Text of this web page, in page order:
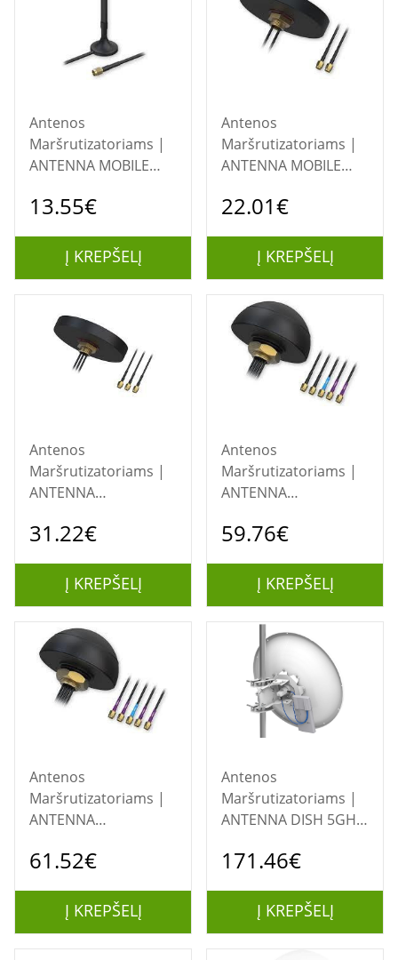
Antenos
Maršrutizatoriams |
ANTENNA MOBILE
5G/PR1KS536
13.55€
Į KREPŠELĮ
Antenos
Maršrutizatoriams |
ANTENNA MOBILE
MIMO PR1KCL25
22.01€
Į KREPŠELĮ
Antenos
Maršrutizatoriams |
ANTENNA
ROOF/COMBO SISO
31.22€
Į KREPŠELĮ
Antenos
Maršrutizatoriams |
ANTENNA
ROOF/COMBO MIMO
59.76€
Į KREPŠELĮ
Antenos
Maršrutizatoriams |
ANTENNA
SMA/COMBO QUAD
61.52€
Į KREPŠELĮ
Antenos
Maršrutizatoriams |
ANTENNA DISH 5GHZ
30D3-PA MIKROTIK
171.46€
Į KREPŠELĮ